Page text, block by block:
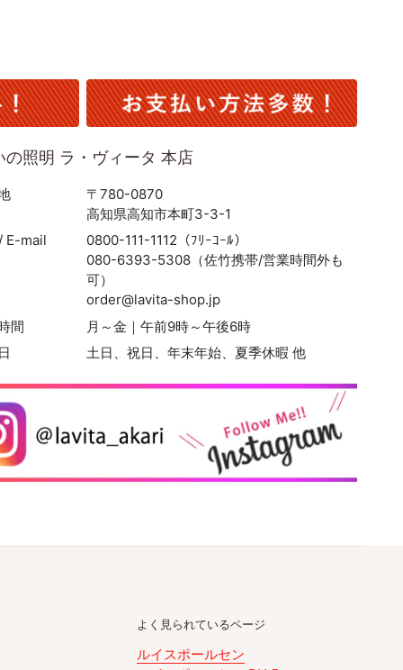
の照明 ラ・ヴィータ 本店
〒780-0870
高知県高知市本町3-3-1
E-mail
0800-111-1112（ﾌﾘｰｺｰﾙ）
080-6393-5308（佐竹携帯/営業時間外も
可）
order@lavita-shop.jp
間
月～金｜午前9時～午後6時
土日、祝日、年末年始、夏季休暇 他
よく見られているページ
ルイスポールセン